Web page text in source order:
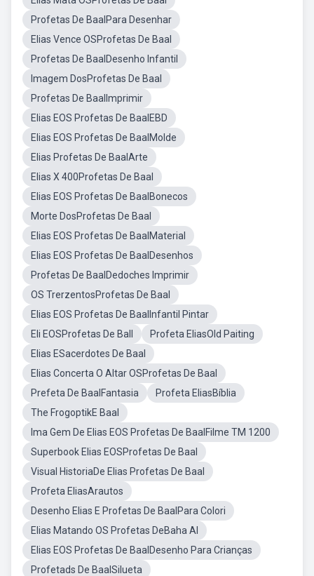
Profetas De BaalPara Desenhar
Elias Vence OSProfetas De Baal
Profetas De BaalDesenho Infantil
Imagem DosProfetas De Baal
Profetas De BaalImprimir
Elias EOS Profetas De BaalEBD
Elias EOS Profetas De BaalMolde
Elias Profetas De BaalArte
Elias X 400Profetas De Baal
Elias EOS Profetas De BaalBonecos
Morte DosProfetas De Baal
Elias EOS Profetas De BaalMaterial
Elias EOS Profetas De BaalDesenhos
Profetas De BaalDedoches Imprimir
OS TrerzentosProfetas De Baal
Elias EOS Profetas De BaalInfantil Pintar
Eli EOSProfetas De Ball
Profeta EliasOld Paiting
Elias ESacerdotes De Baal
Elias Concerta O Altar OSProfetas De Baal
Prefeta De BaalFantasia
Profeta EliasBíblia
The FrogoptikE Baal
Ima Gem De Elias EOS Profetas De BaalFilme TM 1200
Superbook Elias EOSProfetas De Baal
Visual HistoriaDe Elias Profetas De Baal
Profeta EliasArautos
Desenho Elias E Profetas De BaalPara Colori
Elias Matando OS Profetas DeBaha Al
Elias EOS Profetas De BaalDesenho Para Crianças
Profetads De BaalSilueta